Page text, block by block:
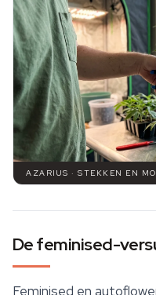
AZARIUS · STEKKEN EN
De feminised-
Feminised en